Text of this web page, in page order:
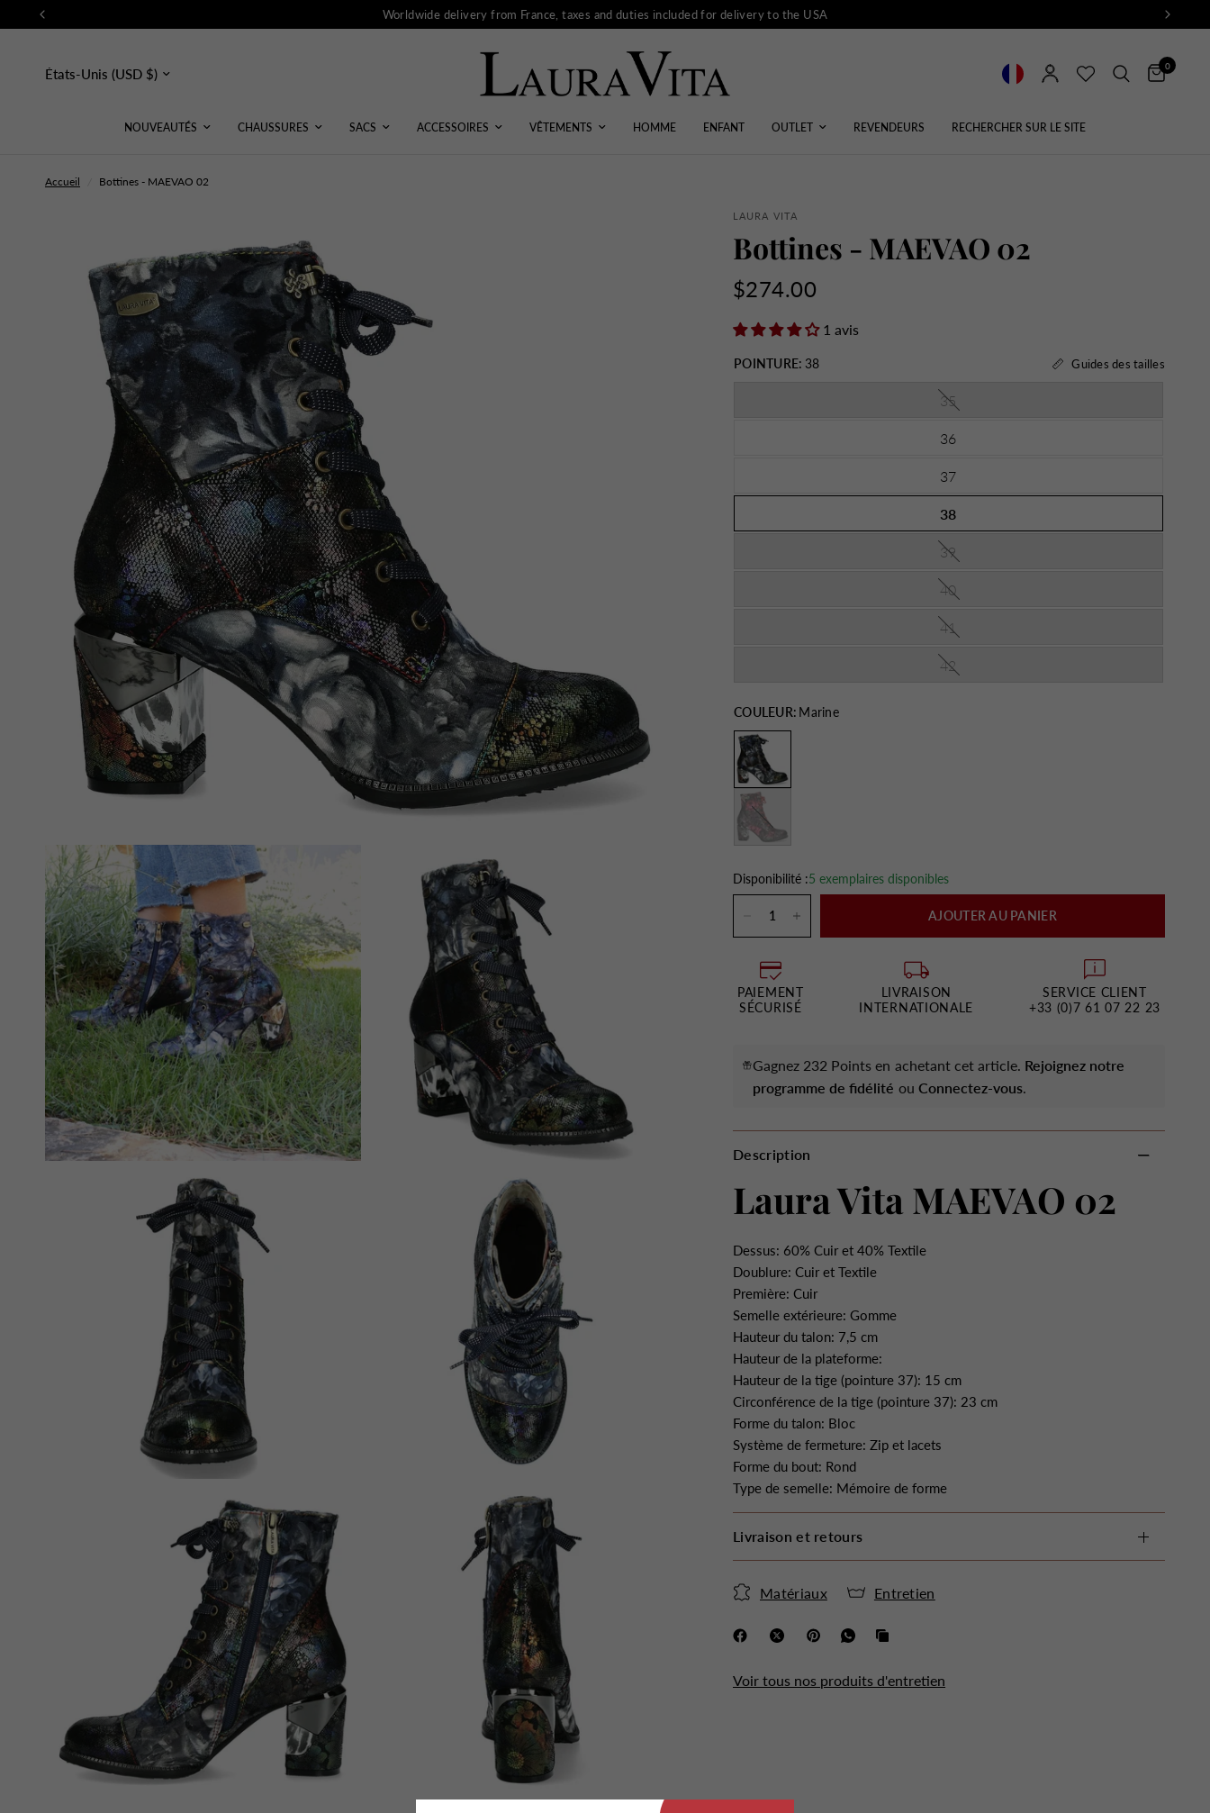
Worldwide delivery from France, taxes and duties included for delivery to the USA
Mettre
à
0
NOUVEAUTÉS CHAUSSURES SACS ACCESSOIRES VÊTEMENTS HOMME ENFANT OUTLET REVENDEURS RECHERCHER SUR LE SITE
Accueil Bottines - MAEVAO 02
LAURA VITA
Bottines - MAEVAO 02
$274.00
1 avis
POINTURE: 38 Guides des tailles
35
36
37
38
39
40
41
42
COULEUR: Marine
Mauve
Disponibilité :5 exemplaires disponibles
AJOUTER AU PANIER
PAIEMENT
SÉCURISÉ
LIVRAISON
INTERNATIONALE
SERVICE CLIENT
+33 (0)7 61 07 22 23
Gagnez 232 Points en achetant cet article. Rejoignez notre
programme de fidélité ou Connectez-vous.
Description
Laura Vita MAEVAO 02
Dessus: 60% Cuir et 40% Textile
Doublure: Cuir et Textile
Première: Cuir
Semelle extérieure: Gomme
Hauteur du talon: 7,5 cm
Hauteur de la plateforme:
Hauteur de la tige (pointure 37): 15 cm
Circonférence de la tige (pointure 37): 23 cm
Forme du talon: Bloc
Système de fermeture: Zip et lacets
Forme du bout: Rond
Type de semelle: Mémoire de forme
Livraison et retours
Matériaux Entretien
Voir tous nos produits d'entretien